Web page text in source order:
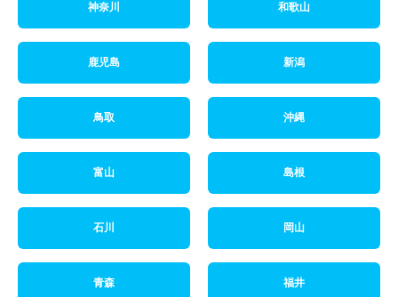
神奈川 和歌山
鹿児島 新潟
鳥取 沖縄
富山 島根
石川 岡山
青森 福井